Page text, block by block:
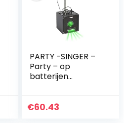
PARTY -SINGER –
Party – op
batterijen
LED-verlichting,
€60.43